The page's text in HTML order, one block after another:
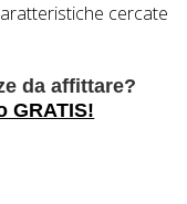
cercate
da affittare?
GRATIS!